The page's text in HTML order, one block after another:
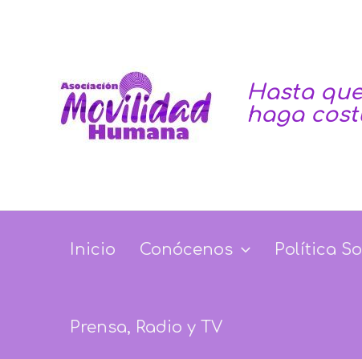
Hasta
haga
Inicio Conócenos Política
Prensa, Radio y TV